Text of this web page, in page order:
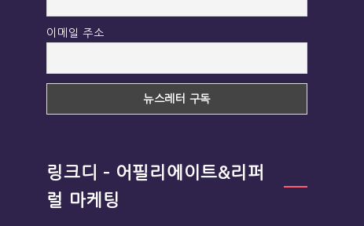
이메일 주소
링크디 – 어필리에이트&리퍼
럴 마케팅